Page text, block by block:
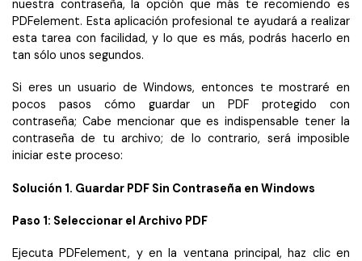
nuestra contraseña, la opción que más te recomiendo es
PDFelement. Esta aplicación profesional te ayudará a realizar
esta tarea con facilidad, y lo que es más, podrás hacerlo en
tan sólo unos segundos.
Si eres un usuario de Windows, entonces te mostraré en
pocos pasos cómo guardar un PDF protegido con
contraseña; Cabe mencionar que es indispensable tener la
contraseña de tu archivo; de lo contrario, será imposible
iniciar este proceso:
Solución 1. Guardar PDF Sin Contraseña en Windows
Paso 1: Seleccionar el Archivo PDF
Ejecuta PDFelement, y en la ventana principal, haz clic en